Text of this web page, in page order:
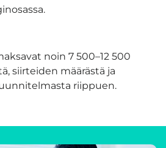
noin 7 500–12 500
siirteiden määrästä ja
riippuen.